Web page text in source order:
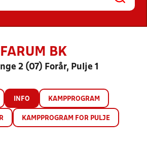
FARUM BK
2 (07) Forår, Pulje 1
INFO KAMPPROGRAM
KAMPPROGRAM FOR PULJE